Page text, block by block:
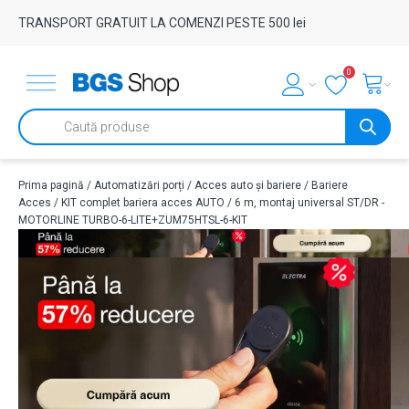
TRANSPORT GRATUIT LA COMENZI PESTE 500 lei
0
Products
search
Prima pagină / Automatizări porți / Acces auto și bariere / Bariere
Acces / KIT complet bariera acces AUTO / 6 m, montaj universal ST/DR -
MOTORLINE TURBO-6-LITE+ZUM75HTSL-6-KIT